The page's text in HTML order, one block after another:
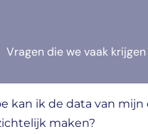
Vragen die we vaak krijgen
kan ik de data van mijn
maken?